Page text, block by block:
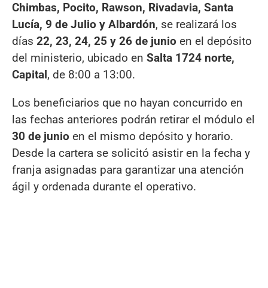
Chimbas, Pocito, Rawson, Rivadavia, Santa
Lucía, 9 de Julio y Albardón, se realizará los
días 22, 23, 24, 25 y 26 de junio en el depósito
del ministerio, ubicado en Salta 1724 norte,
Capital, de 8:00 a 13:00.
Los beneficiarios que no hayan concurrido en
las fechas anteriores podrán retirar el módulo el
30 de junio en el mismo depósito y horario.
Desde la cartera se solicitó asistir en la fecha y
franja asignadas para garantizar una atención
ágil y ordenada durante el operativo.